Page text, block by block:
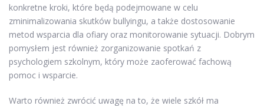
konkretne kroki, które będą podejmowane w celu
zminimalizowania skutków bullyingu, a także dostosowanie
metod wsparcia dla ofiary oraz monitorowanie sytuacji. Dobrym
pomysłem jest również zorganizowanie spotkań z
psychologiem szkolnym, który może zaoferować fachową
pomoc i wsparcie.
Warto również zwrócić uwagę na to, że wiele szkół ma